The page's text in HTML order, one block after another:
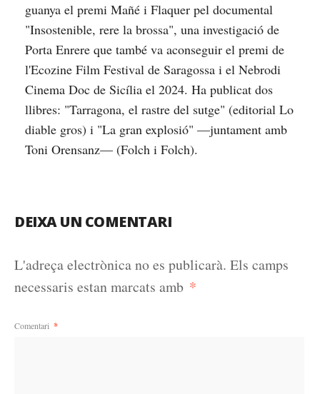
guanya el premi Mañé i Flaquer pel documental
"Insostenible, rere la brossa", una investigació de
Porta Enrere que també va aconseguir el premi de
l'Ecozine Film Festival de Saragossa i el Nebrodi
Cinema Doc de Sicília el 2024. Ha publicat dos
llibres: "Tarragona, el rastre del sutge" (editorial Lo
diable gros) i "La gran explosió" —juntament amb
Toni Orensanz— (Folch i Folch).
DEIXA UN COMENTARI
L'adreça electrònica no es publicarà. Els camps
necessaris estan marcats amb *
Comentari *